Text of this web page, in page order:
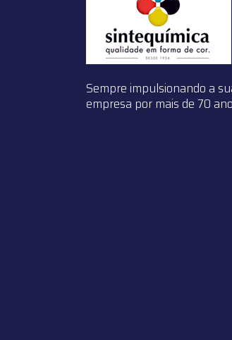
Sempre impulsionando a
empresa por mais de 70